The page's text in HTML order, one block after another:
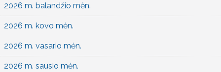
2026 m. balandžio mėn.
2026 m. kovo mėn.
2026 m. vasario mėn.
2026 m. sausio mėn.